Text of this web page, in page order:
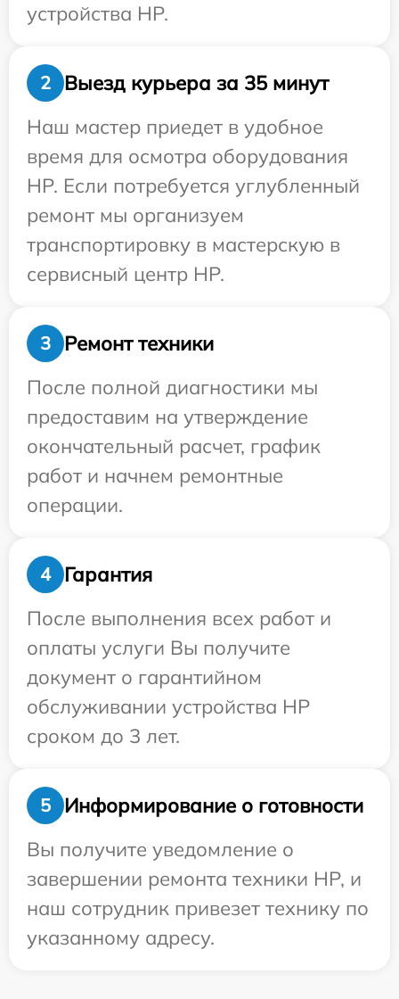
устройства HP.
2
Выезд курьера за 35 минут
Наш мастер приедет в удобное
время для осмотра оборудования
HP. Если потребуется углубленный
ремонт мы организуем
транспортировку в мастерскую в
сервисный центр HP.
3
Ремонт техники
После полной диагностики мы
предоставим на утверждение
окончательный расчет, график
работ и начнем ремонтные
операции.
4
Гарантия
После выполнения всех работ и
оплаты услуги Вы получите
документ о гарантийном
обслуживании устройства HP
сроком до 3 лет.
5
Информирование о готовности
Вы получите уведомление о
завершении ремонта техники HP, и
наш сотрудник привезет технику по
указанному адресу.